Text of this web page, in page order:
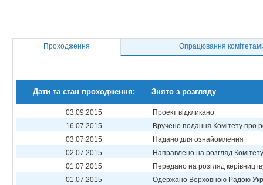
Проходження Опрацювання
Дати та стан проходження: Знято з розгляду
03.09.2015
Проект відкликано
16.07.2015
Вручено подання Комітету про
03.07.2015
Надано для ознайомлення
02.07.2015
Направлено на розгляд Комітету
01.07.2015
Передано на розгляд
01.07.2015
Одержано Верховною Радою